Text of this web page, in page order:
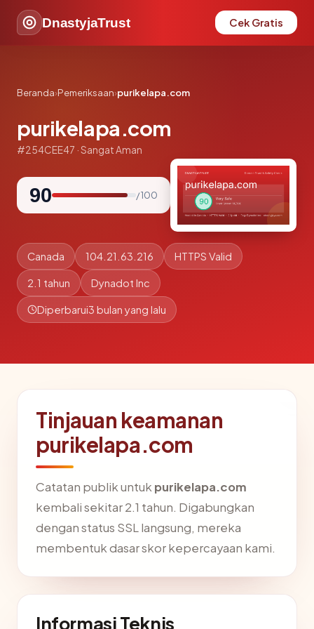
DnastyjaTrust Cek Gratis
Beranda›Pemeriksaan›purikelapa.com
purikelapa.com
#254CEE47 · Sangat Aman
90 / 100
Canada 104.21.63.216 HTTPS Valid
2.1 tahun Dynadot Inc
Diperbarui3 bulan yang lalu
Tinjauan keamanan
purikelapa.com
Catatan publik untuk purikelapa.com
kembali sekitar 2.1 tahun. Digabungkan
dengan status SSL langsung, mereka
membentuk dasar skor kepercayaan kami.
Informasi Teknis